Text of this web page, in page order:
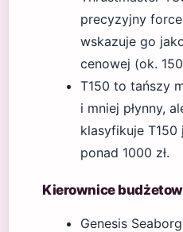
precyzyjny
wskazuje go
cenowej (ok.
T150 to tańszy
i mniej płynny,
klasyfikuje
ponad 1000 zł.
Kierownice
Genesis